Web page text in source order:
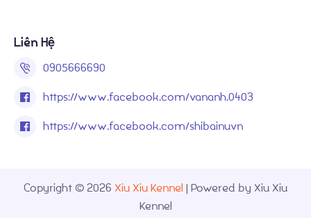
Liên Hệ
0905666690
https://www.facebook.com/vananh.0403
https://www.facebook.com/shibainuvn
Copyright © 2026 Xiu Xiu Kennel | Powered by Xiu Xiu
Kennel